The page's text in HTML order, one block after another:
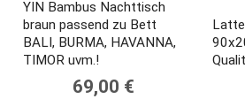
YIN Bambus Nachttisch
braun passend zu Bett
BALI, BURMA, HAVANNA,
TIMOR uvm.!
69,00 €